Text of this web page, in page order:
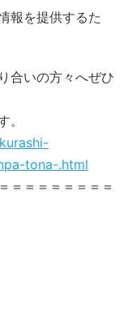
報を提供するた
合いの方々へぜひ
。
tona-.html
＝＝＝＝＝＝＝＝